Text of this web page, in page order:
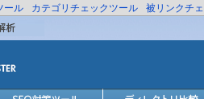
ール カテゴリチェックツール 被リンクチ